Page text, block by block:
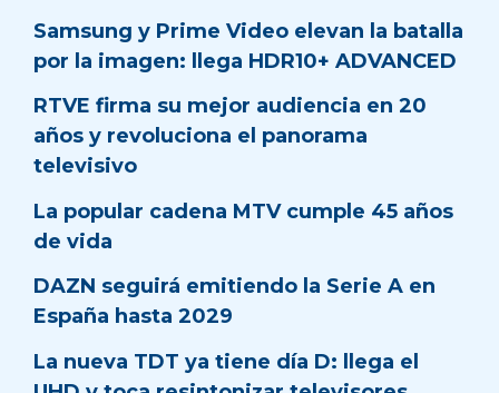
Samsung y Prime Video elevan la batalla
por la imagen: llega HDR10+ ADVANCED
RTVE firma su mejor audiencia en 20
años y revoluciona el panorama
televisivo
La popular cadena MTV cumple 45 años
de vida
DAZN seguirá emitiendo la Serie A en
España hasta 2029
La nueva TDT ya tiene día D: llega el